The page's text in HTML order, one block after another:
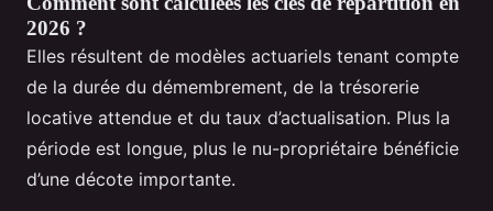
2026 ?
Elles résultent de modèles actuariels tenant compte
de la durée du démembrement, de la trésorerie
locative attendue et du taux d’actualisation. Plus la
période est longue, plus le nu-propriétaire bénéficie
d’une décote importante.